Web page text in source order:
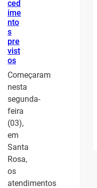
ced
ime
nto
s
pre
vist
os
Começaram
nesta
segunda-
feira
(03),
em
Santa
Rosa,
os
atendimentos